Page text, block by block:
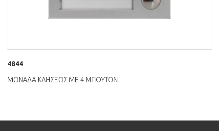
4844
ΜΟΝΑΔΑ ΚΛΗΣΕΩΣ ΜΕ 4 ΜΠΟΥΤΟΝ